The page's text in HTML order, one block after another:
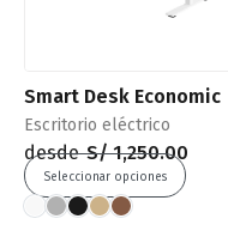
Smart Desk Economic
Escritorio eléctrico
desde S/1,250.00
Seleccionar opciones